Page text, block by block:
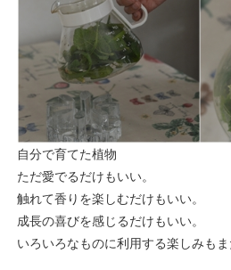
自分で育てた植物
ただ愛でるだけもいい。
触れて香りを楽しむだけもいい。
成長の喜びを感じるだけもいい。
いろいろなものに利用する楽しみもま